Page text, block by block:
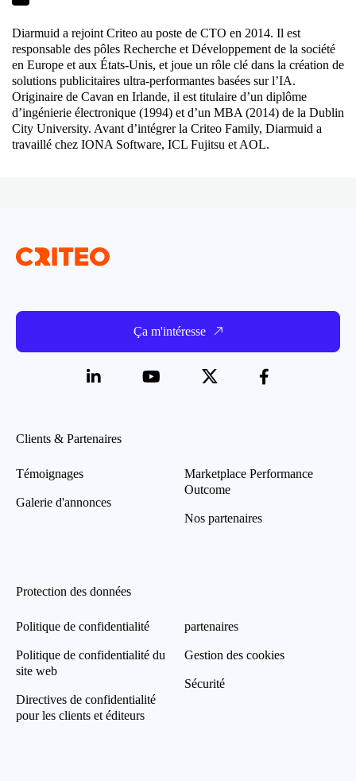
Diarmuid a rejoint Criteo au poste de CTO en 2014. Il est
responsable des pôles Recherche et Développement de la société
en Europe et aux États-Unis, et joue un rôle clé dans la création de
solutions publicitaires ultra-performantes basées sur l’IA.
Originaire de Cavan en Irlande, il est titulaire d’un diplôme
d’ingénierie électronique (1994) et d’un MBA (2014) de la Dublin
City University. Avant d’intégrer la Criteo Family, Diarmuid a
travaillé chez IONA Software, ICL Fujitsu et AOL.
Ça m'intéresse
Clients & Partenaires
Témoignages
Galerie d'annonces
Marketplace Performance
Outcome
Nos partenaires
Protection des données
Politique de confidentialité
Politique de confidentialité du
site web
Directives de confidentialité
pour les clients et éditeurs
partenaires
Gestion des cookies
Sécurité